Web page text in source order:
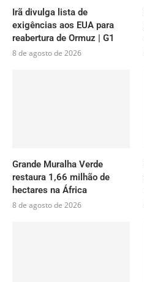
Irã divulga lista de
exigências aos EUA para
reabertura de Ormuz | G1
8 de agosto de 2026
Grande Muralha Verde
restaura 1,66 milhão de
hectares na África
8 de agosto de 2026